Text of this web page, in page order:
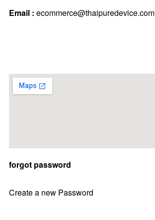
Email : ecommerce@thaipuredevice.com
forgot password
Create a new Password